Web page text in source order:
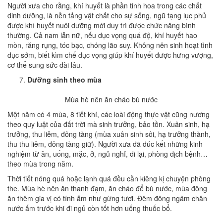
Người xưa cho rằng, khí huyết là phần tinh hoa trong các chất
dinh dưỡng, là nền tảng vật chất cho sự sống, ngũ tạng lục phủ
được khí huyết nuôi dưỡng mới duy trì được chức năng bình
thường. Cả nam lẫn nữ, nếu dục vọng quá độ, khí huyết hao
mòn, răng rụng, tóc bạc, chóng lão suy. Không nên sinh hoạt tình
dục sớm, biết kìm chế dục vọng giúp khí huyết được hưng vượng,
cơ thể sung sức dài lâu.
Dưỡng sinh theo mùa
Mùa hè nên ăn cháo bù nước
Một năm có 4 mùa, 8 tiết khí, các loài động thực vật cũng nương
theo quy luật của đất trời mà sinh trưởng, bảo tồn. Xuân sinh, hạ
trưởng, thu liễm, đông tàng (mùa xuân sinh sôi, hạ trưởng thành,
thu thu liễm, đông tàng giữ). Người xưa đã đúc kết những kinh
nghiệm từ ăn, uống, mặc, ở, ngủ nghỉ, đi lại, phòng dịch bệnh…
theo mùa trong năm.
Thời tiết nóng quá hoặc lạnh quá đều cần kiêng kị chuyện phòng
the. Mùa hè nên ăn thanh đạm, ăn cháo để bù nước, mùa đông
ăn thêm gia vị có tính ấm như gừng tươi. Đêm đông ngâm chân
nước ấm trước khi đi ngủ còn tốt hơn uống thuốc bổ.